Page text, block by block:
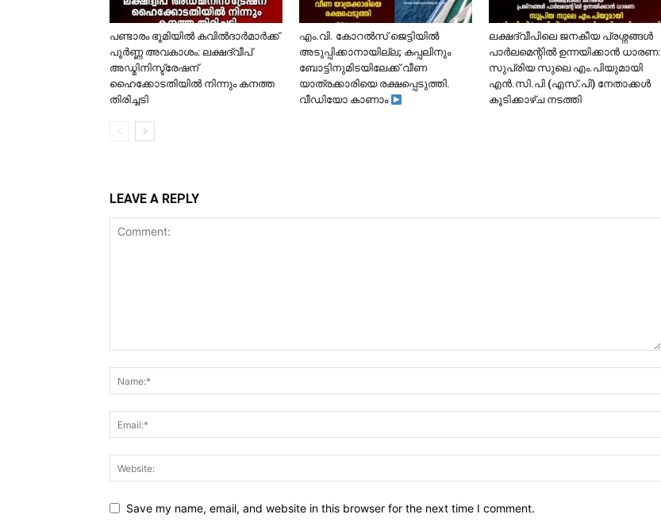
പണ്ടാരം ഭൂമിയിൽ കവിൽദാർമാർക്ക്
പൂർണ്ണ അവകാശം: ലക്ഷദ്വീപ്
അഡ്മിനിസ്ട്രേഷന്
ഹൈക്കോടതിയിൽ നിന്നും കനത്ത
തിരിച്ചടി
​എം.വി. കോറൽസ് ജെട്ടിയിൽ
അടുപ്പിക്കാനായില്ല; കപ്പലിനും
ബോട്ടിനുമിടയിലേക്ക് വീണ
യാത്രക്കാരിയെ രക്ഷപ്പെടുത്തി.
വീഡിയോ കാണാം
ലക്ഷദ്വീപിലെ ജനകീയ പ്രശ്നങ്ങൾ
പാർലമെന്റിൽ ഉന്നയിക്കാൻ ധാരണ:
സുപ്രിയ സുലെ എം.പിയുമായി
എൻ.സി.പി (എസ്.പി) നേതാക്കൾ
കൂടിക്കാഴ്ച നടത്തി
LEAVE A REPLY
Save my name, email, and website in this browser for the next time I comment.